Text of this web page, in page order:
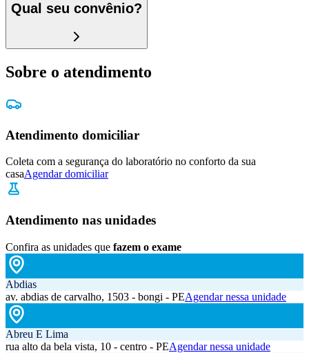
Qual seu convênio?
Sobre o atendimento
Atendimento domiciliar
Coleta com a segurança do laboratório no conforto da sua
casaAgendar domiciliar
Atendimento nas unidades
Confira as unidades que fazem o exame
Abdias
av. abdias de carvalho, 1503 - bongi - PEAgendar nessa unidade
Abreu E Lima
rua alto da bela vista, 10 - centro - PEAgendar nessa unidade